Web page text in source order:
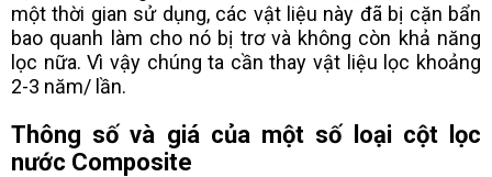
một thời gian sử dụng, các vật liệu này đã bị cặn bẩn
bao quanh làm cho nó bị trơ và không còn khả năng
lọc nữa. Vì vậy chúng ta cần thay vật liệu lọc khoảng
2-3 năm/ lần.
Thông số và giá của một số loại cột lọc
nước Composite